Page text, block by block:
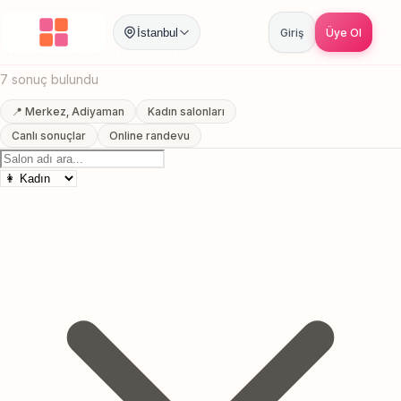
İstanbul Giriş Üye Ol
Anasayfa / Adiyaman / / Kirpik Ekleme
Merkez, Adiyaman Kirpik Ekleme
7 sonuç bulundu
📍 Merkez, Adiyaman
Kadın salonları
Canlı sonuçlar
Online randevu